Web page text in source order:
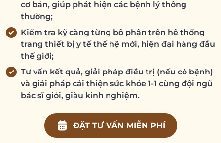
cơ bản, giúp phát hiện các bệnh lý thông
thường;
Kiểm tra kỹ càng từng bộ phận trên hệ thống
trang thiết bị y tế thế hệ mới, hiện đại hàng đầu
thế giới;
Tư vấn kết quả, giải pháp điều trị (nếu có bệnh)
và giải pháp cải thiện sức khỏe 1-1 cùng đội ngũ
bác sĩ giỏi, giàu kinh nghiệm.
ĐẶT TƯ VẤN MIỄN PHÍ